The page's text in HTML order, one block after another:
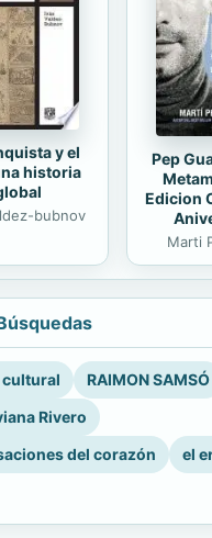
y el
historia
bubnov
Pep
Edicion
Marti
cultural
RAIMON SAMSÓ
Rivero
del corazón
el